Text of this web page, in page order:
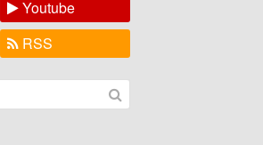
Youtube
RSS